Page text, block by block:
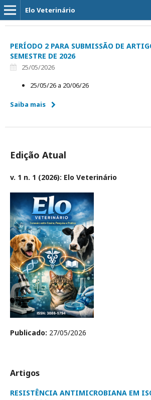
Elo Veterinário
PERÍODO 2 PARA SUBMISSÃO DE
SEMESTRE DE 2026
25/05/2026
25/05/26 a 20/06/26
Saiba mais
Edição Atual
v. 1 n. 1 (2026): Elo Veterinário
Publicado: 27/05/2026
Artigos
RESISTÊNCIA ANTIMICROBIANA EM